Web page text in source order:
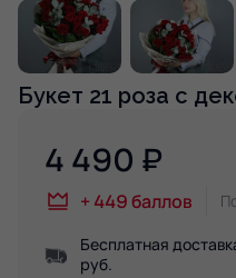
Букет 21 роза с
4 490 ₽
+ 449баллов
Бесплатная
руб.